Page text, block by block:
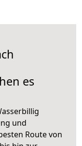
es
und
Route von